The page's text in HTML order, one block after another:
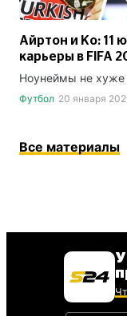
Айртон и Ко: 11
карьеры в FIFA
Ноунеймы не хуже
Футбол 20 января
Все материалы